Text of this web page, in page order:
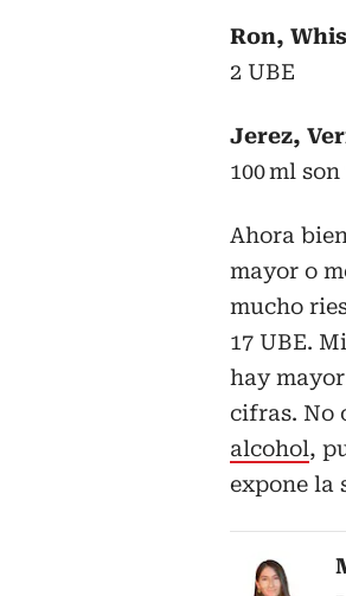
Ron,
2 UBE
Jerez,
100 ml son
Ahora
mayor o
mucho
17 UBE.
hay
cifras. No
alcohol,
expone la